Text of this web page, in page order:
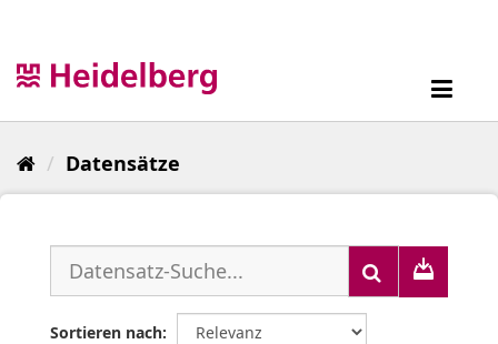
Datensätze
Sortieren nach